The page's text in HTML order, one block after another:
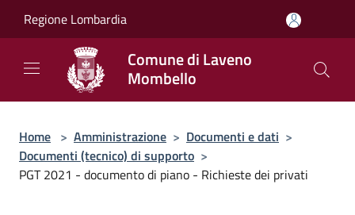
Regione Lombardia
Comune di Laveno
Mombello
Home > Amministrazione > Documenti e dati >
Documenti (tecnico) di supporto >
PGT 2021 - documento di piano - Richieste dei privati